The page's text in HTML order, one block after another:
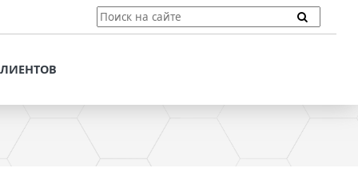
ПОДДЕРЖКА КЛИЕНТОВ
VT-CMF. СПРАВОЧНАЯ
КЛИЕНТОВ